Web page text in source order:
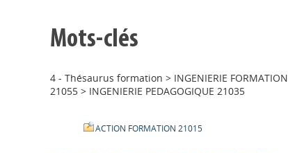
Mots-clés
4 - Thésaurus formation > INGENIERIE FORMATION
21055 > INGENIERIE PEDAGOGIQUE 21035
ACTION FORMATION 21015